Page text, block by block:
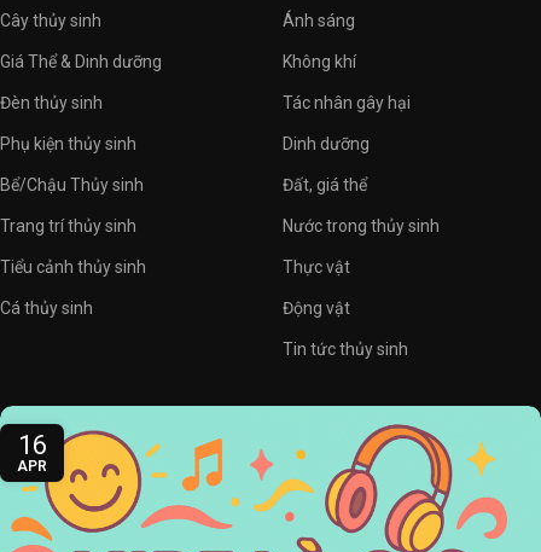
Cây thủy sinh
Giá Thể & Dinh dưỡng
Đèn thủy sinh
Phụ kiện thủy sinh
Bể/Chậu Thủy sinh
Trang trí thủy sinh
Tiểu cảnh thủy sinh
Cá thủy sinh
Ánh sáng
Không khí
Tác nhân gây hại
Dinh dưỡng
Đất, giá thể
Nước trong thủy sinh
Thực vật
Động vật
Tin tức thủy sinh
16
APR